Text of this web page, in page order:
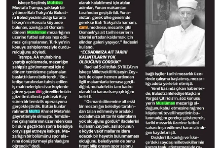
Kırşehir Müftülüğü
Kocaeli Müftülüğü
Konya Müftülüğü
Kütahya Müftülüğü
Malatya Müftülüğü
Manisa Müftülüğü